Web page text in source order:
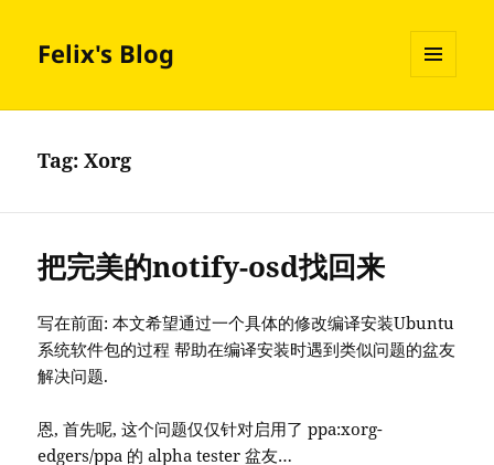
Felix's Blog
AND
Tag:Xorg
把完美的notify-osd找回来
写在前面: 本文希望通过一个具体的修改编译安装Ubuntu
系统软件包的过程 帮助在编译安装时遇到类似问题的盆友
解决问题.
恩, 首先呢, 这个问题仅仅针对启用了 ppa:xorg-
edgers/ppa 的 alpha tester 盆友…